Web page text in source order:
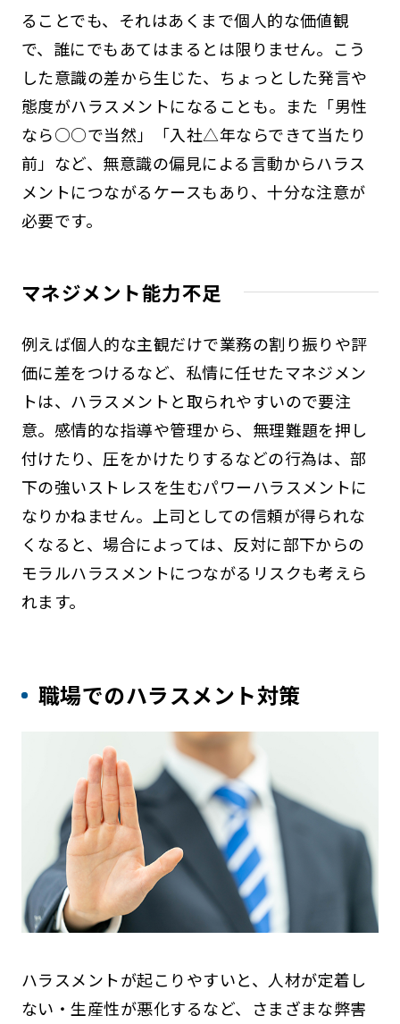
ることでも、それはあくまで個人的な価値観
で、誰にでもあてはまるとは限りません。こう
した意識の差から生じた、ちょっとした発言や
態度がハラスメントになることも。また「男性
なら○○で当然」「入社△年ならできて当たり
前」など、無意識の偏見による言動からハラス
メントにつながるケースもあり、十分な注意が
必要です。
マネジメント能力不足
例えば個人的な主観だけで業務の割り振りや評
価に差をつけるなど、私情に任せたマネジメン
トは、ハラスメントと取られやすいので要注
意。感情的な指導や管理から、無理難題を押し
付けたり、圧をかけたりするなどの行為は、部
下の強いストレスを生むパワーハラスメントに
なりかねません。上司としての信頼が得られな
くなると、場合によっては、反対に部下からの
モラルハラスメントにつながるリスクも考えら
れます。
職場でのハラスメント対策
ハラスメントが起こりやすいと、人材が定着し
ない・生産性が悪化するなど、さまざまな弊害